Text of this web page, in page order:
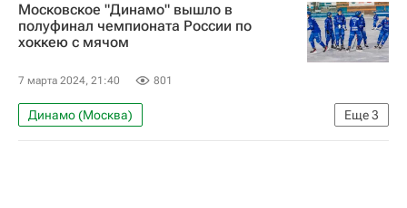
Чемпионат России по хоккею с мячом
Московское "Динамо" вышло в
полуфинал чемпионата России по
хоккею с мячом
7 марта 2024, 21:40 801
Еще3
Динамо (Москва)
Чемпионат России по хоккею с мячом